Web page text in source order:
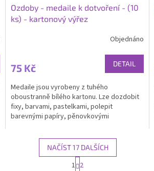
Ozdoby - medaile k dotvoření - (10
ks) - kartonový výřez
Objednáno
75 Kč DETAIL
Medaile jsou vyrobeny z tuhého
oboustranně bílého kartonu. Lze dozdobit
fixy, barvami, pastelkami, polepit
barevnými papíry, pěnovkovými
NAČÍST 17 DALŠÍCH
S
t
1 2